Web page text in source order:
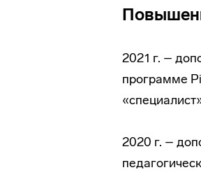
2021 г. –
программе
2020 г. –